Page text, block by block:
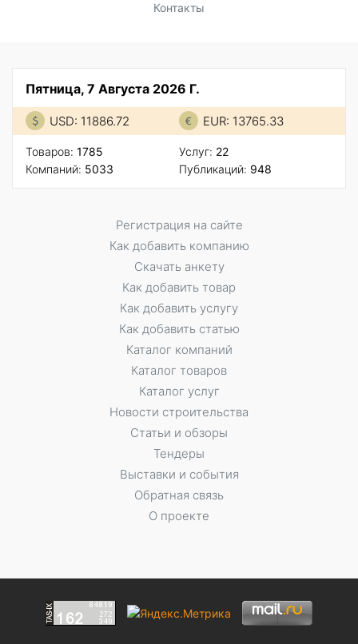
Контакты
Пятница, 7 Августа 2026 Г.
USD: 11886.72 EUR: 13765.33
Товаров: 1785
Компаний: 5033
Услуг: 22
Публикаций: 948
Регистрация на сайте
Как добавить компанию
Скачать анкету
Как добавить товар
Как добавить услугу
Как добавить статью
Каталог компаний
Каталог товаров
Каталог услуг
Новости строительства
Статьи и обзоры
Тендеры
Выставки и события
Обратная связь
О проекте